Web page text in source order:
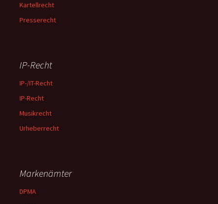
Kartellrecht
Presserecht
IP-Recht
IP-/IT-Recht
IP-Recht
Musikrecht
Urheberrecht
Markenämter
DPMA